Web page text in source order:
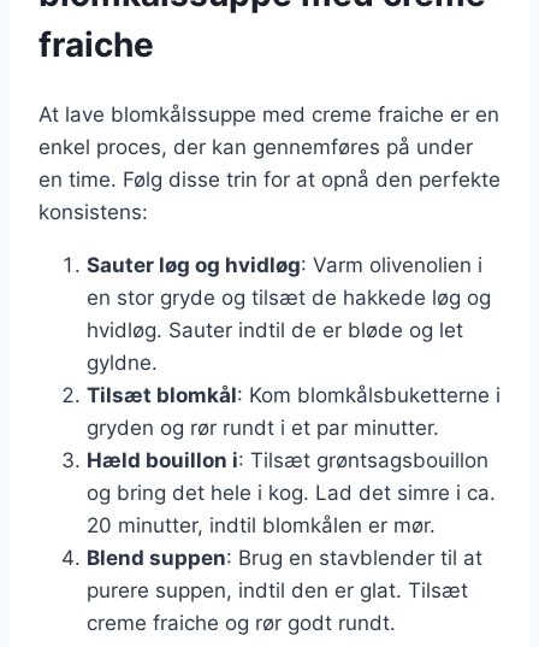
fraiche
At lave blomkålssuppe med creme fraiche er en
enkel proces, der kan gennemføres på under
en time. Følg disse trin for at opnå den perfekte
konsistens:
Sauter løg og hvidløg: Varm olivenolien i
en stor gryde og tilsæt de hakkede løg og
hvidløg. Sauter indtil de er bløde og let
gyldne.
Tilsæt blomkål: Kom blomkålsbuketterne i
gryden og rør rundt i et par minutter.
Hæld bouillon i: Tilsæt grøntsagsbouillon
og bring det hele i kog. Lad det simre i ca.
20 minutter, indtil blomkålen er mør.
Blend suppen: Brug en stavblender til at
purere suppen, indtil den er glat. Tilsæt
creme fraiche og rør godt rundt.